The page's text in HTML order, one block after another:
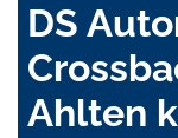
DS
Ahlten